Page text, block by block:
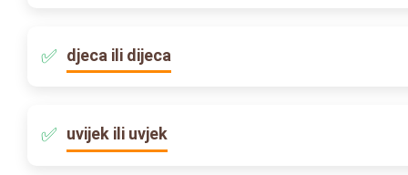
djeca ili dijeca
uvijek ili uvjek